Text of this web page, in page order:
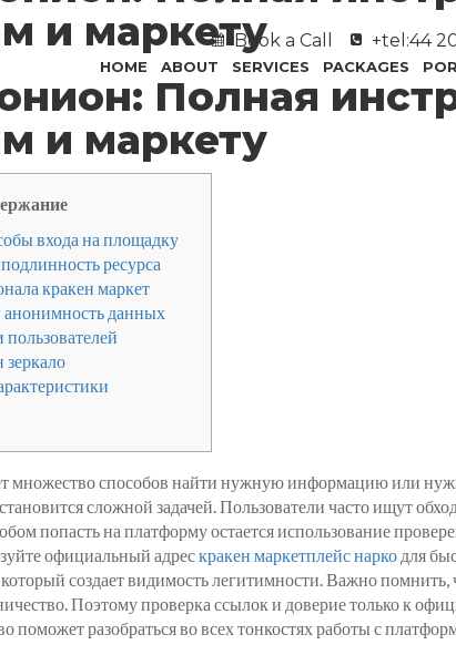
Book a Call +tel:44
HOME ABOUT SERVICES PACKAGES
и маркету
Полная
и маркету
входа на площадку
ресурса
кракен маркет
анонимность данных
зеркало
множество способов найти нужную информацию или
сложной задачей. Пользователи часто ищут
попасть на платформу остается использование
официальный адрескракен маркетплейс нарко для
создает видимость легитимности. Важно
Поэтому проверка ссылок и доверие только к
поможет разобраться во всех тонкостях работы с